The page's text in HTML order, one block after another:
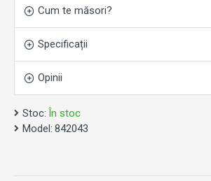
umiditatii
Culori stabile in timp
Efect bacteriostatic natural,
Ingrijire:
Spalare recomandata la 30–40°C
Cum te măsori?
Specificații
Opinii
Stoc: În stoc
Model: 842043